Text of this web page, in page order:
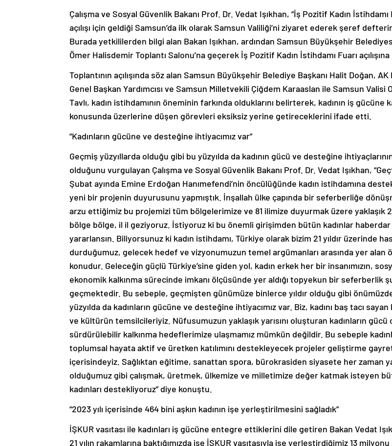
Çalışma ve Sosyal Güvenlik Bakanı Prof. Dr. Vedat Işıkhan, “İş Pozitif Kadın İstihdamı
açılışı için geldiği Samsun’da ilk olarak Samsun Valiliği’ni ziyaret ederek şeref
Burada yetkililerden bilgi alan Bakan Işıkhan, ardından Samsun Büyükşehir
Ömer Halisdemir Toplantı Salonu’na geçerek İş Pozitif Kadın İstihdamı Fuarı açılışına
Toplantının açılışında söz alan Samsun Büyükşehir Belediye Başkanı Halit Doğan, AK
Genel Başkan Yardımcısı ve Samsun Milletvekili Çiğdem Karaaslan ile Samsun Valisi
Tavlı, kadın istihdamının öneminin farkında olduklarını belirterek, kadının iş gücüne
konusunda üzerlerine düşen görevleri eksiksiz yerine getireceklerini ifade etti.
“Kadınların gücüne ve desteğine ihtiyacımız var”
Geçmiş yüzyıllarda olduğu gibi bu yüzyılda da kadının gücü ve desteğine
olduğunu vurgulayan Çalışma ve Sosyal Güvenlik Bakanı Prof. Dr. Vedat Işıkhan,
Şubat ayında Emine Erdoğan Hanımefendi’nin öncülüğünde kadın istihdamına
yeni bir projenin duyurusunu yapmıştık. İnşallah ülke çapında bir seferberliğe
arzu ettiğimiz bu projemizi tüm bölgelerimize ve 81 ilimize duyurmak üzere yaklaşık 2
bölge bölge, il il geziyoruz. İstiyoruz ki bu önemli girişimden bütün kadınlar
yararlansın. Biliyorsunuz ki kadın istihdamı, Türkiye olarak bizim 21 yıldır üzerinde
durduğumuz, gelecek hedef ve vizyonumuzun temel argümanları arasında yer alan
konudur. Geleceğin güçlü Türkiye’sine giden yol, kadın erkek her bir insanımızın,
ekonomik kalkınma sürecinde imkanı ölçüsünde yer aldığı topyekun bir seferberlik
geçmektedir. Bu sebeple, geçmişten günümüze binlerce yıldır olduğu gibi
yüzyılda da kadınların gücüne ve desteğine ihtiyacımız var. Biz, kadını baş tacı sayan
ve kültürün temsilcileriyiz. Nüfusumuzun yaklaşık yarısını oluşturan kadınların gücü
sürdürülebilir kalkınma hedeflerimize ulaşmamız mümkün değildir. Bu sebeple
toplumsal hayata aktif ve üretken katılımını destekleyecek projeler geliştirme
içerisindeyiz. Sağlıktan eğitime, sanattan spora, bürokrasiden siyasete her zaman
olduğumuz gibi çalışmak, üretmek, ülkemize ve milletimize değer katmak isteyen
kadınları destekliyoruz” diye konuştu.
“2023 yılı içerisinde 464 bini aşkın kadının işe yerleştirilmesini sağladık”
İŞKUR vasıtası ile kadınları iş gücüne entegre ettiklerini dile getiren Bakan Vedat
21 yılın rakamlarına baktığımızda ise İŞKUR vasıtasıyla işe yerleştirdiğimiz 13 milyonu